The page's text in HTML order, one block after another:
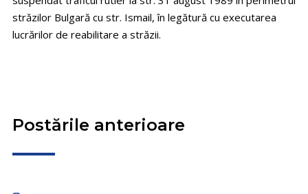
străzilor Bulgară cu str. Ismail, în legătură cu executarea
lucrărilor de reabilitare a străzii.
Postările anterioare